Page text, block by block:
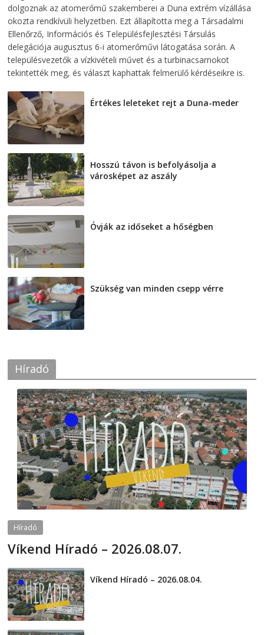
dolgoznak az atomerőmű szakemberei a Duna extrém vízállása
okozta rendkívüli helyzetben. Ezt állapította meg a Társadalmi
Ellenőrző, Információs és Településfejlesztési Társulás
delegációja augusztus 6-i atomerőművi látogatása során. A
településvezetők a vízkivételi művet és a turbinacsarnokot
tekintették meg, és választ kaphattak felmerülő kérdéseikre is.
Értékes leleteket rejt a Duna-meder
Hosszú távon is befolyásolja a
városképet az aszály
Óvják az időseket a hőségben
Szükség van minden csepp vérre
Híradó
Híradó
Víkend Híradó – 2026.08.07.
Víkend Híradó – 2026.08.04.